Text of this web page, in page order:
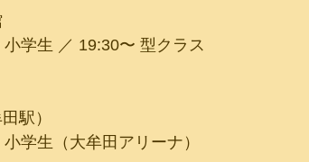
学生 ／ 19:30〜 型クラス
駅）
学生（大牟田アリーナ）